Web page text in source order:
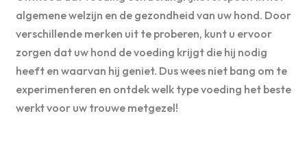
algemene welzijn en de gezondheid van uw hond. Door
verschillende merken uit te proberen, kunt u ervoor
zorgen dat uw hond de voeding krijgt die hij nodig
heeft en waarvan hij geniet. Dus wees niet bang om te
experimenteren en ontdek welk type voeding het beste
werkt voor uw trouwe metgezel!